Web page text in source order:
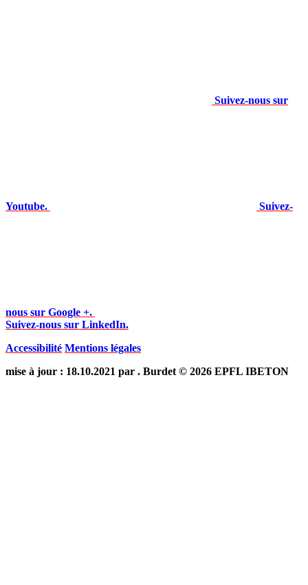
Suivez-nous sur
Youtube. Suivez-
nous sur Google +.
Suivez-nous sur LinkedIn.
Accessibilité Mentions légales
mise à jour : 18.10.2021 par . Burdet © 2026 EPFL IBETON